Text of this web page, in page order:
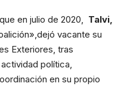
en julio de 2020, Talvi,
vacante su
Exteriores, tras
política,
en su propio